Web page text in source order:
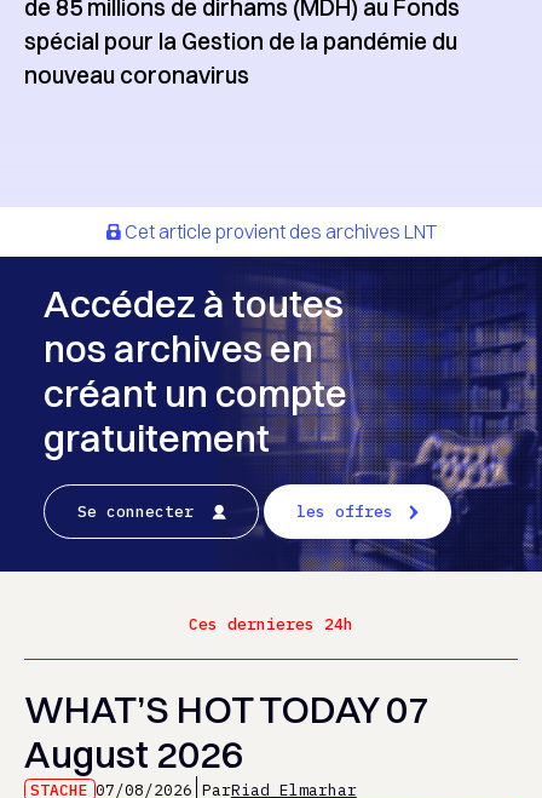
de 85 millions de dirhams (MDH) au Fonds
spécial pour la Gestion de la pandémie du
nouveau coronavirus
Cet article provient des archives LNT
Accédez à toutes
nos archives en
créant un compte
gratuitement
Se connecter les offres
Ces dernieres 24h
WHAT’S HOT TODAY 07
August 2026
STACHE 07/08/2026 ParRiad Elmarhar